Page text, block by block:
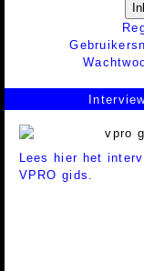
Lees hier het
VPRO gids.